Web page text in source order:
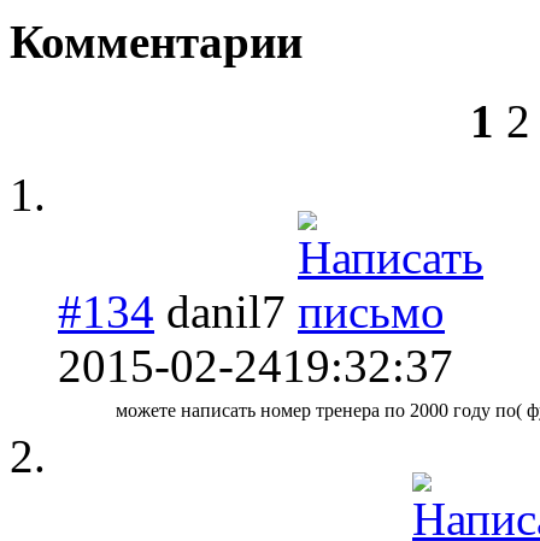
Комментарии
1 2
#134 danil7
2015-02-2419:32:37
можете написать номер тренера по 2000 году по(